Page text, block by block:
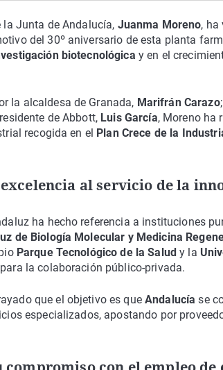
la Junta de Andalucía, Juanma Moreno, ha
del 30º aniversario de esta planta
biotecnológica y en el
la alcaldesa de Granada, Marifrán Carazo
de Abbott, Luis García, Moreno ha
recogida en el Plan Crece de la
al servicio de la
ha hecho referencia a instituciones
de Biología Molecular y Medicina
Parque Tecnológico de la Salud y la
la colaboración público-privada.
que el objetivo es queAndalucíase
especializados, apostando por